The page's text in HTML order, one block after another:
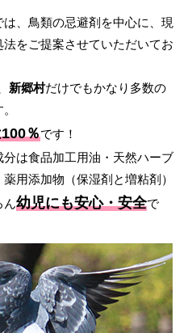
、鳥類の忌避剤を中心に、現
をご提案させていただいてお
新郷村だけでもかなり多数の
％です！
は食品加工用油・天然ハーブ
用添加物（保湿剤と増粘剤）
ん幼児にも安心・安全で